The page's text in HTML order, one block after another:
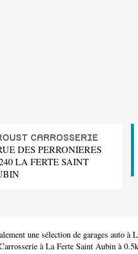
CARROSSERIE
DES PERRONIERES
LA FERTE SAINT
une sélection de garages auto à
à La Ferte Saint Aubin à